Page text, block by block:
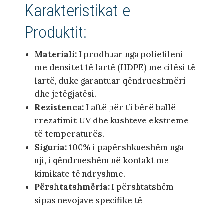
Karakteristikat e
Produktit:
Materiali:I prodhuar nga polietileni
me densitet të lartë (HDPE) me cilësi të
lartë, duke garantuar qëndrueshmëri
dhe jetëgjatësi.
Rezistenca:I aftë për t’i bërë ballë
rrezatimit UV dhe kushteve ekstreme
të temperaturës.
Siguria:100% i papërshkueshëm nga
uji, i qëndrueshëm në kontakt me
kimikate të ndryshme.
Përshtatshmëria:I përshtatshëm
sipas nevojave specifike të